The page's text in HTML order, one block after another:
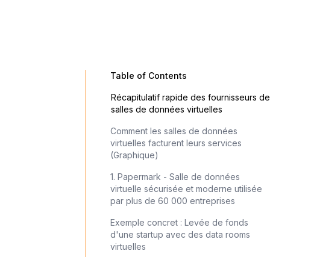
Table of Contents
Récapitulatif rapide des fournisseurs de
salles de données virtuelles
Comment les salles de données
virtuelles facturent leurs services
(Graphique)
1. Papermark - Salle de données
virtuelle sécurisée et moderne utilisée
par plus de 60 000 entreprises
Exemple concret : Levée de fonds
d'une startup avec des data rooms
virtuelles